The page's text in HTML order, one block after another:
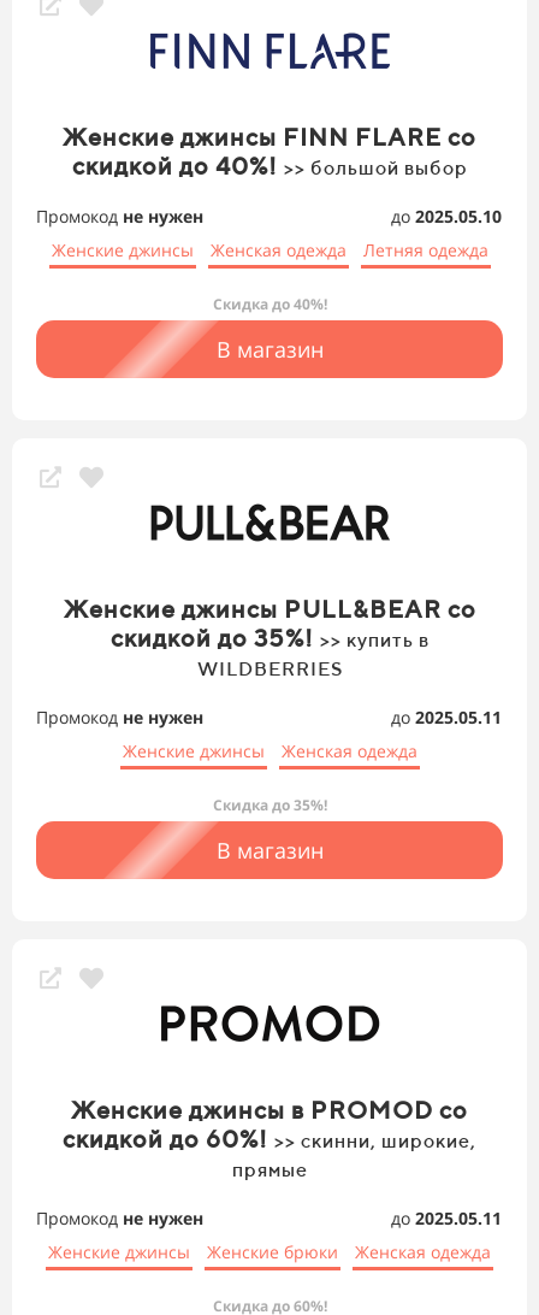
Женские джинсы FINN FLARE со
скидкой до 40%! >> большой выбор
Промокод не нужен до 2025.05.10
Женские джинсы
Женская одежда Летняя одежда
Скидка до 40%!
В магазин
Женские джинсы PULL&BEAR со
скидкой до 35%! >> купить в
WILDBERRIES
Промокод не нужен до 2025.05.11
Женские джинсы
Женская одежда
Скидка до 35%!
В магазин
Женские джинсы в PROMOD со
скидкой до 60%! >> скинни, широкие,
прямые
Промокод не нужен до 2025.05.11
Женские джинсы
Женские брюки Женская одежда
Скидка до 60%!